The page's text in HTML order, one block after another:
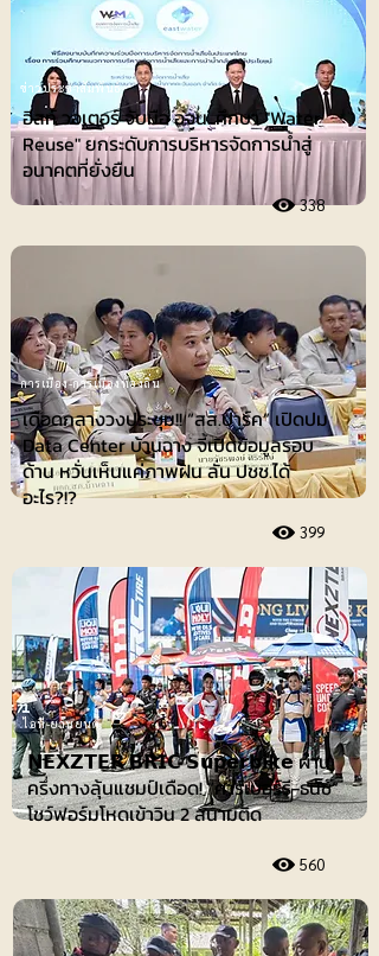
ข่าวประชาสัมพันธ์
อีสท์ วอเตอร์ จับมือ อจน. ศึกษา "Water
Reuse" ยกระดับการบริหารจัดการน้ำสู่
อนาคตที่ยั่งยืน
338
เดือดกลางวงประชุม!! “สส.ปาร์ค” เปิดปม
Data Center บ้านฉาง จี้เปิดข้อมูลรอบ
ด้าน หวั่นเห็นแค่ภาพฝัน ลั่น ปชช.ได้
อะไร?!?
399
การเมือง-การเมืองท้องถิ่น
ไอที-ยานยนต์
𝗡𝗘𝗫𝗭𝗧𝗘𝗥 𝗕𝗥𝗜𝗖 𝗦𝘂𝗽𝗲𝗿𝗯𝗶𝗸𝗲 ผ่าน
ครึ่งทางลุ้นแชมป์เดือด! “คาร์เบอร์รี-ธนัช”
โชว์ฟอร์มโหดเข้าวิน 2 สนามติด
560